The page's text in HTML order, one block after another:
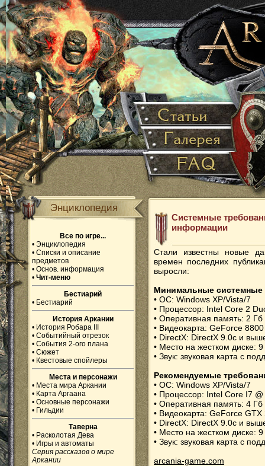
Энциклопедия
Все по игре...
• Энциклопедия
• Списки и описание
предметов
• Основ. информация
• Чит-меню
Бестиарий
• Бестиарий
История Аркании
• История Робара III
• Событийный отрезок
• События 2-ого плана
• Сюжет
• Квестовые спойлеры
Места и персонажи
• Места мира Аркании
• Карта Аргаана
• Основные персонажи
• Гильдии
Таверна
• Расколотая Дева
• Игры и автоматы
Серия рассказов о мире
Аркании
Системные
информации
Стали известны новые
времен последних
выросли:
Минимальные системные
• ОС: Windows XP/Vista/7
• Процессор: Intel Core 2
• Оперативная память: 2 Гб
• Видеокарта: GeForce
• DirectX: DirectX 9.0c и
• Место на жестком диске:
• Звук: звуковая карта с
Рекомендуемые
• ОС: Windows XP/Vista/7
• Процессор: Intel Core I7
• Оперативная память: 4 Гб
• Видеокарта: GeForce GTX
• DirectX: DirectX 9.0c и
• Место на жестком диске:
• Звук: звуковая карта с
arcania-game.com